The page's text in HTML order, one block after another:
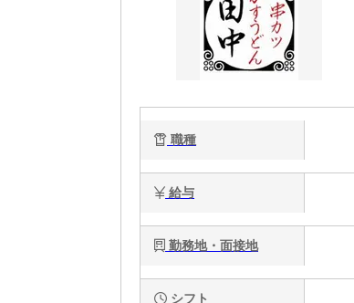
職種
給与
勤務地・面接地
シフト